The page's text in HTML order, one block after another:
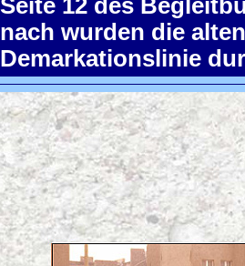
Seite 12 des
nach wurden die
Demarkationslinie